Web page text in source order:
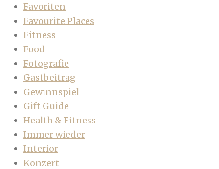
Favoriten
Favourite Places
Fitness
Food
Fotografie
Gastbeitrag
Gewinnspiel
Gift Guide
Health & Fitness
Immer wieder
Interior
Konzert